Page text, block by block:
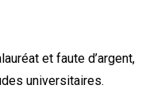
et faute d’argent,
universitaires.